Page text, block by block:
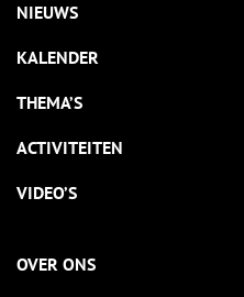
NIEUWS
KALENDER
THEMA’S
ACTIVITEITEN
VIDEO’S
OVER ONS